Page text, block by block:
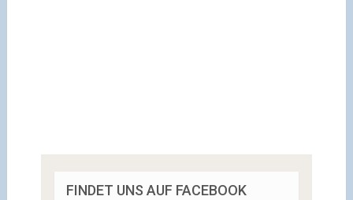
FINDET UNS AUF FACEBOOK